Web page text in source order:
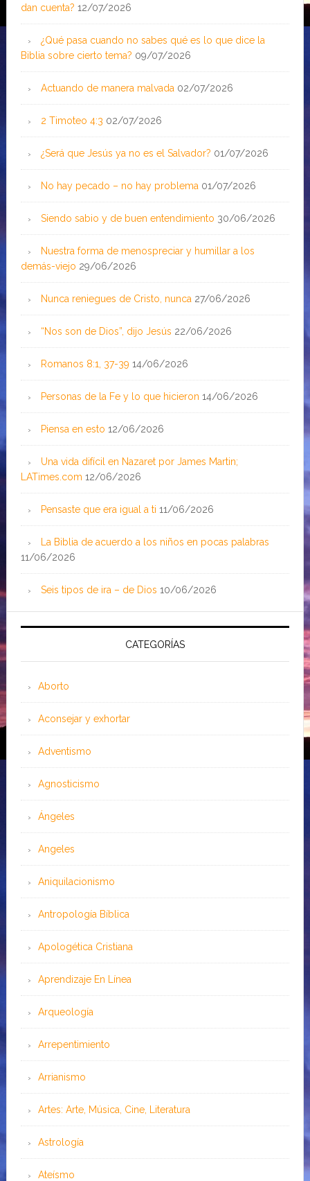
dan cuenta? 12/07/2026
¿Qué pasa cuando no sabes qué es lo que dice la
Biblia sobre cierto tema? 09/07/2026
Actuando de manera malvada 02/07/2026
2 Timoteo 4:3 02/07/2026
¿Será que Jesús ya no es el Salvador? 01/07/2026
No hay pecado – no hay problema 01/07/2026
Siendo sabio y de buen entendimiento 30/06/2026
Nuestra forma de menospreciar y humillar a los
demás-viejo 29/06/2026
Nunca reniegues de Cristo, nunca 27/06/2026
“Nos son de Dios”, dijo Jesús 22/06/2026
Romanos 8:1, 37-39 14/06/2026
Personas de la Fe y lo que hicieron 14/06/2026
Piensa en esto 12/06/2026
Una vida difícil en Nazaret por James Martin;
LATimes.com 12/06/2026
Pensaste que era igual a ti 11/06/2026
La Biblia de acuerdo a los niños en pocas palabras
11/06/2026
Seis tipos de ira – de Dios 10/06/2026
CATEGORÍAS
Aborto
Aconsejar y exhortar
Adventismo
Agnosticismo
Ángeles
Angeles
Aniquilacionismo
Antropología Bíblica
Apologética Cristiana
Aprendizaje En Línea
Arqueología
Arrepentimiento
Arrianismo
Artes: Arte, Música, Cine, Literatura
Astrología
Ateísmo